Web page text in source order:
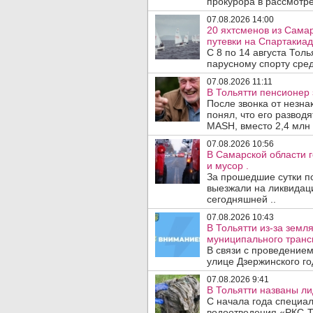
07.08.2026 14:00
20 яхтсменов из
путевки на
С 8 по 14 августа
парусному спорту
07.08.2026 11:11
В Тольятти
После звонка от
понял, что его
MASH, вместо 2,4 млн
07.08.2026 10:56
В Самарской области
и мусор .
За прошедшие сутки
выезжали на
сегодняшней ..
07.08.2026 10:43
В Тольятти из-за
муниципального
В связи с
улице Дзержинского
07.08.2026 9:41
В Тольятти названы
С начала года